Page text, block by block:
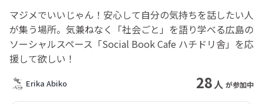
マジメでいいじゃん！安心して自分の気持ちを話したい人
が集う場所。気兼ねなく「社会ごと」を語り学べる広島の
ソーシャルスペース「Social Book Cafe ハチドリ舎」を応
援して欲しい！
Erika Abiko 28人 が参加中